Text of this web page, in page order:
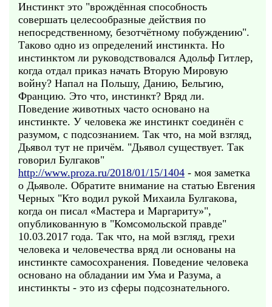
Инстинкт это "врождённая способность
совершать целесообразные действия по
непосредственному, безотчётному побуждению".
Таково одно из определений инстинкта. Но
инстинктом ли руководствовался Адольф Гитлер,
когда отдал приказ начать Вторую Мировую
войну? Напал на Польшу, Данию, Бельгию,
Францию. Это что, инстинкт? Вряд ли.
Поведение животных часто основано на
инстинкте. У человека же инстинкт соединён с
разумом, с подсознанием. Так что, на мой взгляд,
Дьявол тут не причём. "Дьявол существует. Так
говорил Булгаков"
http://www.proza.ru/2018/01/15/1404 - моя заметка
о Дьяволе. Обратите внимание на статью Евгения
Черных "Кто водил рукой Михаила Булгакова,
когда он писал «Мастера и Маргариту»",
опубликованную в "Комсомольской правде"
10.03.2017 года. Так что, на мой взгляд, грехи
человека и человечества вряд ли основаны на
инстинкте самосохранения. Поведение человека
основано на обладании им Ума и Разума, а
инстинкты - это из сферы подсознательного.